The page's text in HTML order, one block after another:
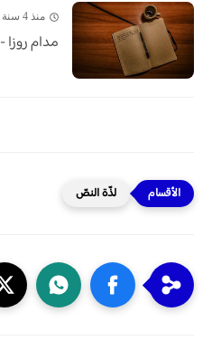
منذ 4 سنة
مدام روزا - Romain GARY
لذّة النصّ